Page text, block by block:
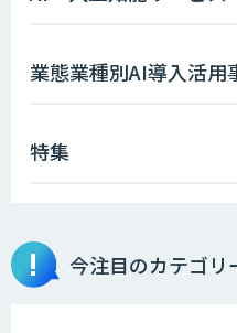
「VAB-
画像解
業態業種別AI導入活用
特集
今注目のカテゴリ